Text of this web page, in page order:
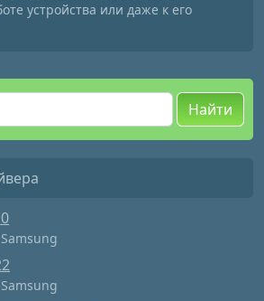
устройства или даже к его
Найти